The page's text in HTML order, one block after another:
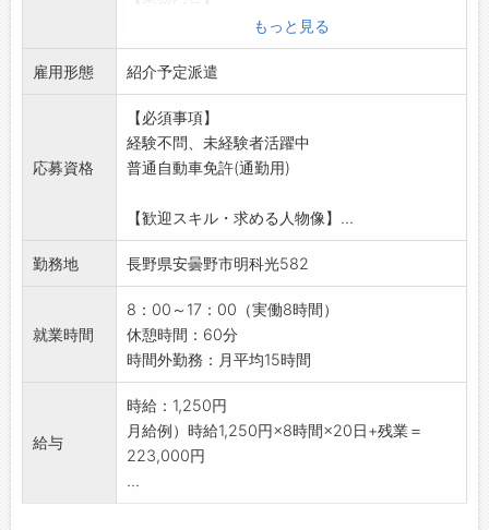
未経験からスタートできる環境で、先輩社員が
丁寧に指導します。
・OJTによる段階的な教育方針です。
・業務内容は一つずつ習得していただきます。
・人事評価制度に基づき昇給・昇格制度があり
ます。
指せます。
・オンライン研修制度あり（Growth College）
【職場の雰囲気・社風】
・ものづくりを大切にする職場
・チームで協力して業務を進める風土
・改善や効率化に前向きな環境
・主体的に動ける方が活躍しやすい
・年間休日120日以上（有給取得推奨）
・有給休暇は時間単位で取得可能
・有給休暇が取りやすいのでプライベートも充
実！働きやすい環境が整っています♪
・生産計画に基づく社内外の調整
・取引先や現場との納期調整・外注管理
・その他、生産管理に関わる一連の業務
【おすすめポイント♪】
■未経験者歓迎！
未経験から製造業にチャレンジできる
■研修制度充実
・入社後は研修を受けてから業務に入っていた
だきます
を身につけていただきます
■働きやすい環境
・社員同士のコミュニケーションはもちろん、
人間関係等働きやすい環境
■直接雇用前提のご紹介！
・派遣期間（半年）を経て、双方合意のうえで
もっと見る
雇用形態 紹介予定派遣
応募資格
【必須事項】
経験不問、未経験者活躍中
普通自動車免許(通勤用)
【歓迎スキル・求める人物像】...
勤務地 長野県安曇野市明科光582
就業時間
8：00～17：00（実働8時間）
休憩時間：60分
時間外勤務：月平均15時間
給与
時給：1,250円
月給例）時給1,250円×8時間×20日+残業＝
223,000円
...